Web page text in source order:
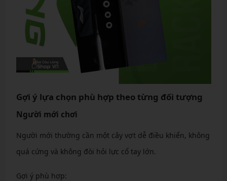
Gợi ý lựa chọn phù hợp theo từng đối tượng
Người mới chơi
Người mới thường cần một cây vợt dễ điều khiển, không
quá cứng và không đòi hỏi lực cổ tay lớn.
Gợi ý phù hợp: